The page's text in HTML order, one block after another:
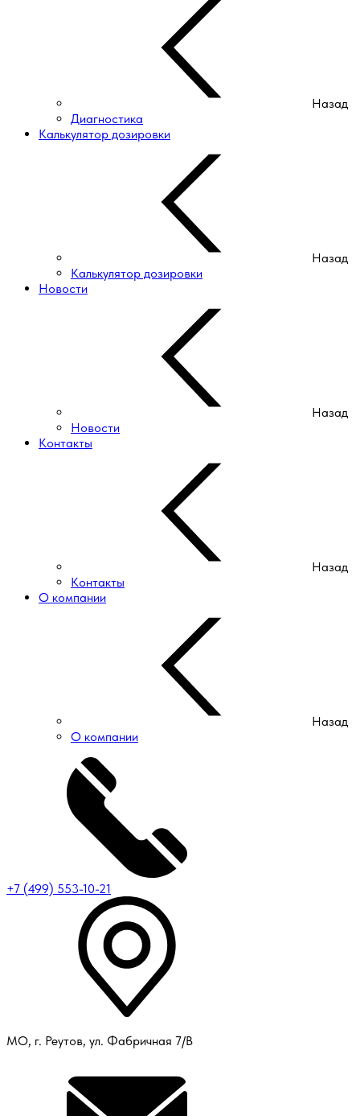
Назад
Диагностика
Калькулятор дозировки
Назад
Калькулятор дозировки
Новости
Назад
Новости
Контакты
Назад
Контакты
О компании
Назад
О компании
+7 (499) 553-10-21
МО, г. Реутов, ул. Фабричная 7/В